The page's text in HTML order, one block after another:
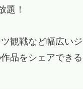
題！
観戦など幅広い
品をシェアでき